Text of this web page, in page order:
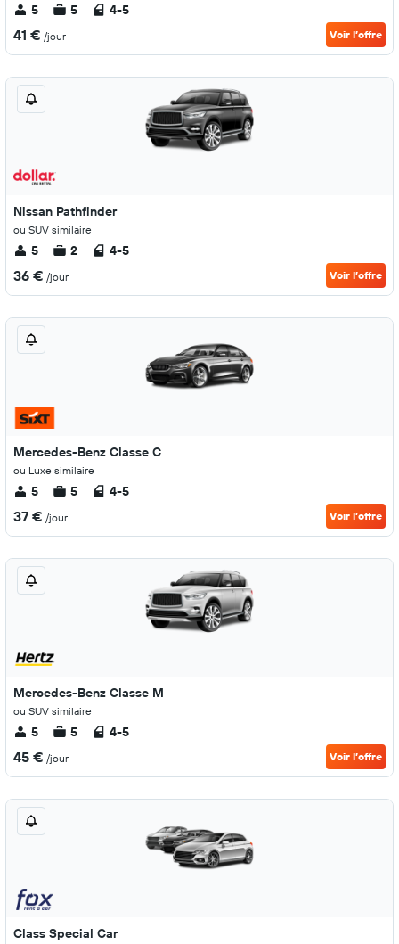
5 5 4-5
41 € /jour Voir l’offre
Nissan Pathfinder
ou SUV similaire
5 2 4-5
36 € /jour Voir l’offre
Mercedes-Benz Classe C
ou Luxe similaire
5 5 4-5
37 € /jour Voir l’offre
Mercedes-Benz Classe M
ou SUV similaire
5 5 4-5
45 € /jour Voir l’offre
Class Special Car